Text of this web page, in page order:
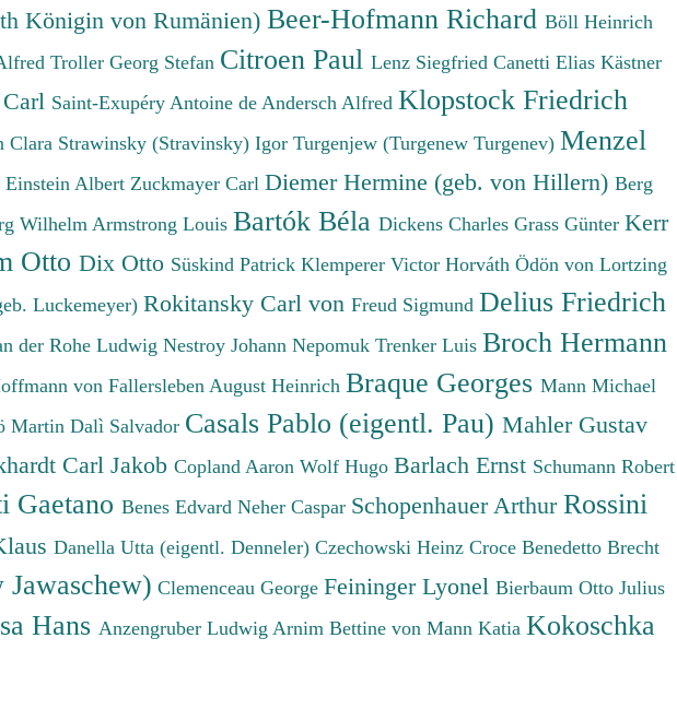
Königin von Rumänien) Beer-Hofmann Richard Böll Heinrich
Troller Georg Stefan Citroen Paul Lenz Siegfried Canetti Elias Kästner
Saint-Exupéry Antoine de Andersch Alfred Klopstock Friedrich
Clara Strawinsky (Stravinsky) Igor Turgenjew (Turgenew Turgenev) Menzel
Einstein Albert Zuckmayer Carl Diemer Hermine (geb. von Hillern) Berg
Wilhelm Armstrong Louis Bartók Béla Dickens Charles Grass Günter Kerr
Otto Dix Otto Süskind Patrick Klemperer Victor Horváth Ödön von Lortzing
Luckemeyer) Rokitansky Carl von Freud Sigmund Delius Friedrich
der Rohe Ludwig Nestroy Johann Nepomuk Trenker Luis Broch Hermann
von Fallersleben August Heinrich Braque Georges Mann Michael
Martin Dalì Salvador Casals Pablo (eigentl. Pau) Mahler Gustav
Carl Jakob Copland Aaron Wolf Hugo Barlach Ernst Schumann Robert
Gaetano Benes Edvard Neher Caspar Schopenhauer Arthur Rossini
Danella Utta (eigentl. Denneler) Czechowski Heinz Croce Benedetto Brecht
Clemenceau George Feininger Lyonel Bierbaum Otto Julius
Hans Anzengruber Ludwig Arnim Bettine von Mann Katia Kokoschka